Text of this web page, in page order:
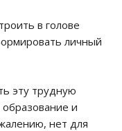
в голове
личный
эту трудную
и
нет для